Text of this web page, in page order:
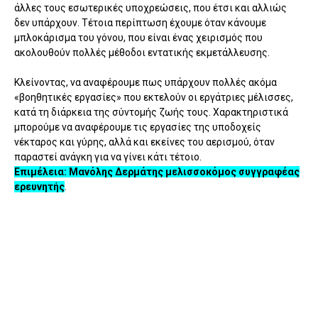
άλλες τους εσωτερικές υποχρεώσεις, που έτσι και αλλιώς
δεν υπάρχουν. Τέτοια περίπτωση έχουμε όταν κάνουμε
μπλοκάρισμα του γόνου, που είναι ένας χειρισμός που
ακολουθούν πολλές μέθοδοι εντατικής εκμετάλλευσης.
Κλείνοντας, να αναφέρουμε πως υπάρχουν πολλές ακόμα
«βοηθητικές εργασίες» που εκτελούν οι εργάτριες μέλισσες,
κατά τη διάρκεια της σύντομής ζωής τους. Χαρακτηριστικά
μπορούμε να αναφέρουμε τις εργασίες της υποδοχείς
νέκταρος και γύρης, αλλά και εκείνες του αερισμού, όταν
παραστεί ανάγκη για να γίνει κάτι τέτοιο.
Επιμέλεια: Μανόλης Δερμάτης μελισσοκόμος συγγραφέας
ερευνητής.